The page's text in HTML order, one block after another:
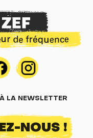
LA NEWSLETTER
NOUS !